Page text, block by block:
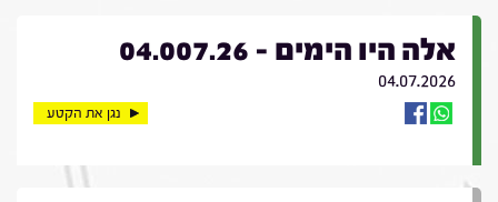
אלה היו הימים - 04.007.26
04.07.2026
נגן את הקטע